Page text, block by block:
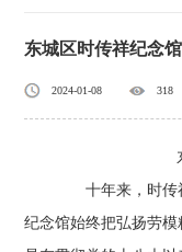
东城区时传祥纪念馆
2024-01-08 318
十年来，时传
纪念馆始终把弘扬劳